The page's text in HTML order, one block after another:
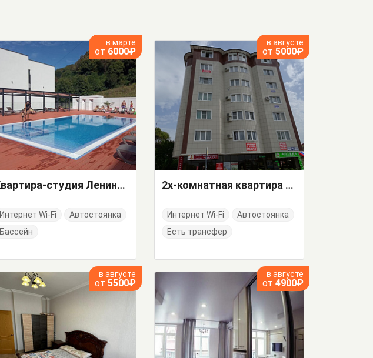
в марте
от 6000₽
Квартира-студия Ленина 298-В/4
Интернет Wi-Fi
Автостоянка
Бассейн
в августе
от 5000₽
2х-комнатная квартира Ленина 146 кв 21
Интернет Wi-Fi
Автостоянка
Есть трансфер
в августе
от 5500₽
в августе
от 4900₽